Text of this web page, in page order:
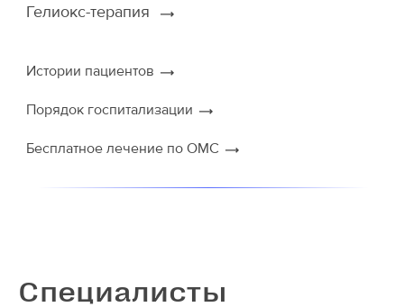
Гелиокс-терапия
Истории пациентов
Порядок госпитализации
Бесплатное лечение по ОМС
Специалисты